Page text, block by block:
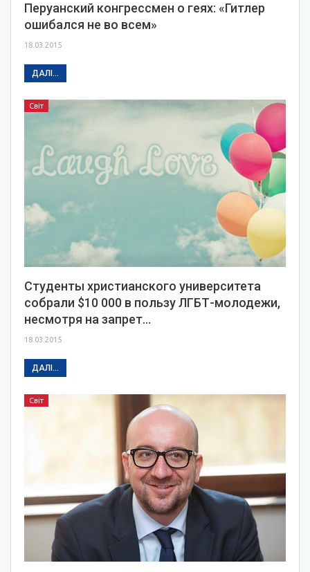
Перуанский конгрессмен о геях: «Гитлер
ошибался не во всем»
18.03.2015
ДАЛІ...
Світ
Студенты христианского университета
собрали $10 000 в пользу ЛГБТ-молодежи,
несмотря на запрет…
18.03.2015
ДАЛІ...
Світ